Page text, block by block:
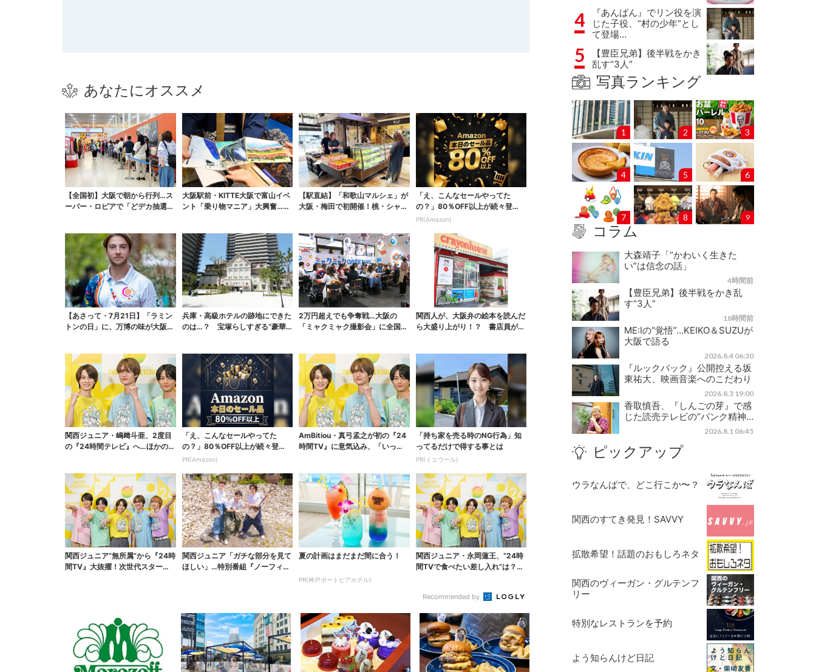
あなたにオススメ
【全国初】大阪で朝から行列…ス
ーパー・ロピアで「どデカ抽選
大阪駅前・KITTE大阪で富山イベ
ント「乗り物マニア」大興奮…こ
【駅直結】「和歌山マルシェ」が
大阪・梅田で初開催！桃・シャイ
「え、こんなセールやってた
の？」80％OFF以上が続々登
場！Amazonの本気が...
PR(Amazon)
【あさって・7月21日】「ラミン
トンの日」に、万博の味が大阪で
兵庫・高級ホテルの跡地にできた
のは…？ 宝塚らしすぎる“豪華
2万円超えでも争奪戦…大阪の
「ミャクミャク撮影会」に全国か
関西人が、大阪弁の絵本を読んだ
ら大盛り上がり！？ 書店員が語
関西ジュニア・嶋﨑斗亜、2度目
の『24時間テレビ』へ…ほかのメ
「え、こんなセールやってた
の？」80％OFF以上が続々登
場！Amazonの本気が...
PR(Amazon)
AmBitiou・真弓孟之が初の『24
時間TV』に意気込み、「いっぱ
「持ち家を売る時のNG行為」知
ってるだけで得する事とは
PR(イエウール)
関西ジュニア“無所属”から『24時
間TV』大抜擢！次世代スターと
関西ジュニア「ガチな部分を見て
ほしい」…特別番組『ノーフィル
夏の計画はまだまだ間に合う！
PR(神戸ポートピアホテル)
関西ジュニア・永岡蓮王、“24時
間TVで食べたい差し入れ”は？
Recommended by
4
『あんぱん』でリン役を演
じた子役、“村の少年”とし
て登場…
5
【豊臣兄弟】後半戦をかき
乱す“3人”
写真ランキング
1 2 3
4 5 6
7 8 9
コラム
大森靖子「“かわいく生きた
い”は信念の話」
4時間前
【豊臣兄弟】後半戦をかき乱
す“3人”
18時間前
ME:Iの“覚悟”…KEIKO＆SUZUが
大阪で語る
2026.8.4 06:30
『ルックバック』公開控える坂
東祐大、映画音楽へのこだわり
2026.8.3 19:00
香取慎吾、『しんごの芽』で感
じた読売テレビの“パンク精神…
2026.8.1 06:45
ピックアップ
ウラなんばで、どこ行こか〜？
関西のすてき発見！SAVVY
拡散希望！話題のおもしろネタ
関西のヴィーガン・グルテンフ
リー
特別なレストランを予約
よう知らんけど日記